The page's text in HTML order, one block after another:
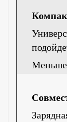
Меньше